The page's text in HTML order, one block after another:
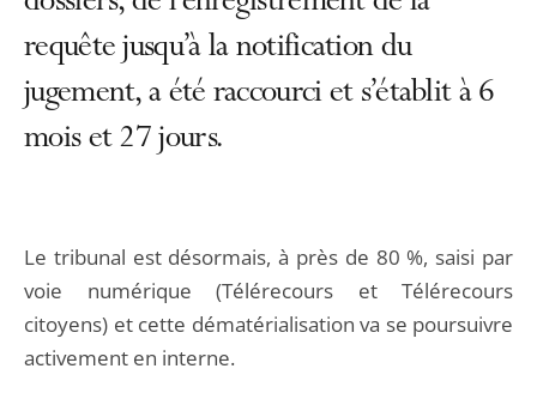
requête jusqu’à la notification du
jugement, a été raccourci et s’établit à 6
mois et 27 jours.
Le tribunal est désormais, à près de 80 %, saisi par
voie numérique (Télérecours et Télérecours
citoyens) et cette dématérialisation va se poursuivre
activement en interne.